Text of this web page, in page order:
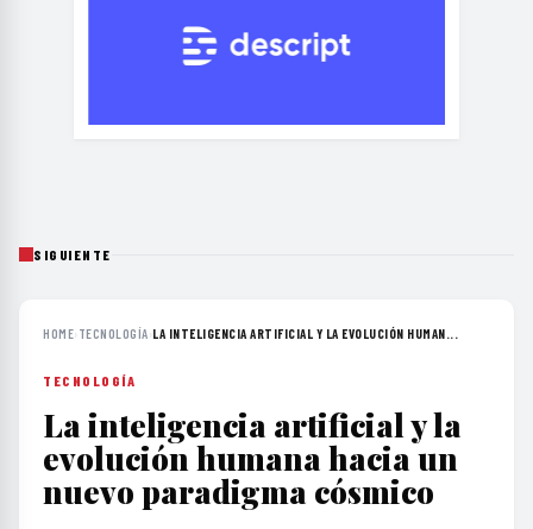
SIGUIENTE
HOME› TECNOLOGÍA›LA INTELIGENCIA ARTIFICIAL Y LA EVOLUCIÓN HUMAN...
TECNOLOGÍA
La inteligencia artificial y la
evolución humana hacia un
nuevo paradigma cósmico